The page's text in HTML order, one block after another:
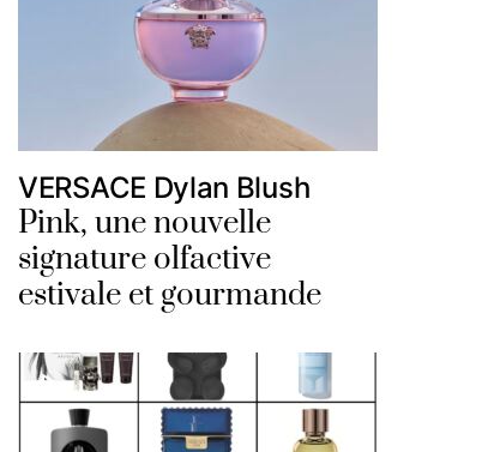
VERSACE Dylan Blush
Pink, une nouvelle
signature olfactive
estivale et gourmande